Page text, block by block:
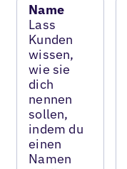
Name
Lass
Kunden
wissen,
wie sie
dich
nennen
sollen,
indem du
einen
Namen